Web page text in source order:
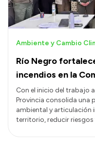
Boletín Oficial
Compras y
Consulta de
Consulta de pago a
Convocatorias
Intranet
Login
Río Negro
incendios en la
Ambiente y Cambio
Con el inicio del trabajo
Provincia consolida una
ambiental y articulación
territorio, reducir